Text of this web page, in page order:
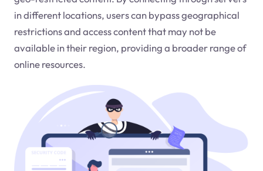
in different locations, users can bypass geographical
restrictions and access content that may not be
available in their region, providing a broader range of
online resources.